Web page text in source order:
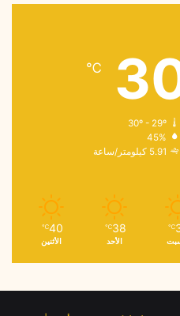
℃
30º - 29º
45%
5.91 كيلومتر/ساعة
℃
38
℃
الأحد
40
℃
الأثنين